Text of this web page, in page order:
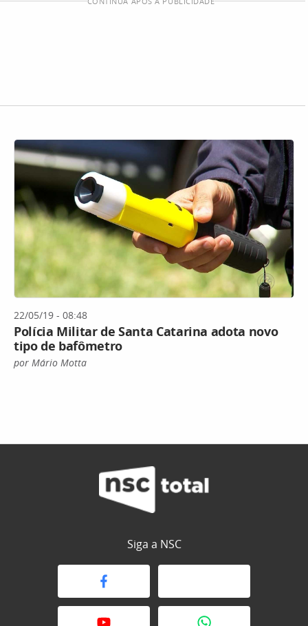
22/05/19 - 08:48
Polícia Militar de Santa Catarina adota novo
tipo de bafômetro
por Mário Motta
Siga a NSC